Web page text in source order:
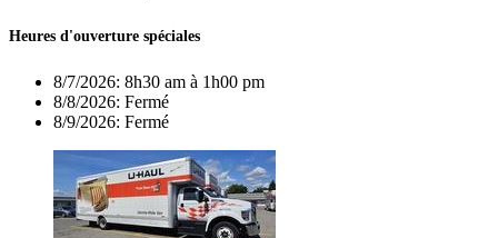
Heures d'ouverture spéciales
8/7/2026: 8h30 am à 1h00 pm
8/8/2026: Fermé
8/9/2026: Fermé